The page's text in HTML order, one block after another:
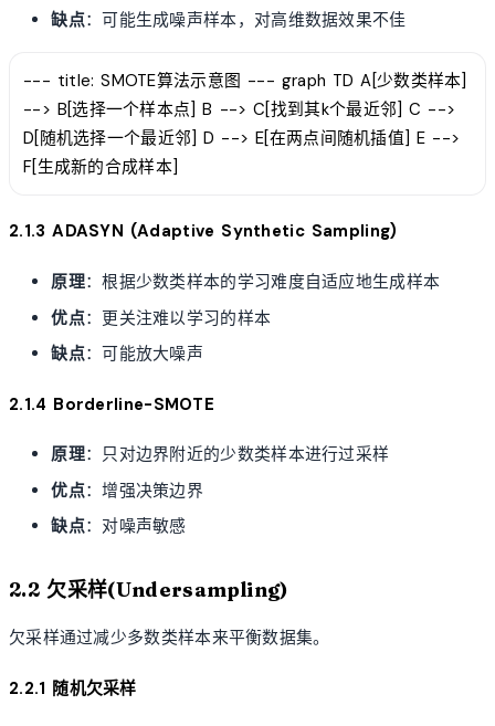
缺点：可能生成噪声样本，对高维数据效果不佳
--- title: SMOTE算法示意图 --- graph TD A[少数类样本]
--> B[选择一个样本点] B --> C[找到其k个最近邻] C -->
D[随机选择一个最近邻] D --> E[在两点间随机插值] E -->
F[生成新的合成样本]
2.1.3 ADASYN (Adaptive Synthetic Sampling)
原理：根据少数类样本的学习难度自适应地生成样本
优点：更关注难以学习的样本
缺点：可能放大噪声
2.1.4 Borderline-SMOTE
原理：只对边界附近的少数类样本进行过采样
优点：增强决策边界
缺点：对噪声敏感
2.2 欠采样(Undersampling)
欠采样通过减少多数类样本来平衡数据集。
2.2.1 随机欠采样